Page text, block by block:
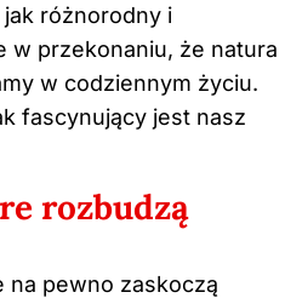
różnorodny i
w przekonaniu, że natura
w codziennym życiu.
fascynujący jest nasz
rozbudzą
na pewno zaskoczą